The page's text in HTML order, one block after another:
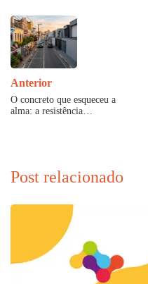
Anterior
O concreto que esqueceu a
alma: a resistência…
Post relacionado